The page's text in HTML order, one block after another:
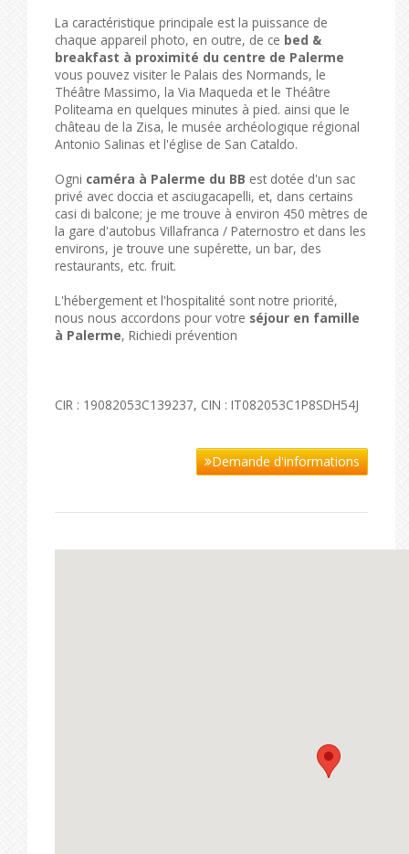
La caractéristique principale est la puissance de
chaque appareil photo, en outre, de ce bed &
breakfast à proximité du centre de Palerme
vous pouvez visiter le Palais des Normands, le
Théâtre Massimo, la Via Maqueda et le Théâtre
Politeama en quelques minutes à pied. ainsi que le
château de la Zisa, le musée archéologique régional
Antonio Salinas et l'église de San Cataldo.
Ogni caméra à Palerme du BB est dotée d'un sac
privé avec doccia et asciugacapelli, et, dans certains
casi di balcone; je me trouve à environ 450 mètres de
la gare d'autobus Villafranca / Paternostro et dans les
environs, je trouve une supérette, un bar, des
restaurants, etc. fruit.
L'hébergement et l'hospitalité sont notre priorité,
nous nous accordons pour votre séjour en famille
à Palerme, Richiedi prévention
CIR : 19082053C139237, CIN : IT082053C1P8SDH54J
Demande d'informations